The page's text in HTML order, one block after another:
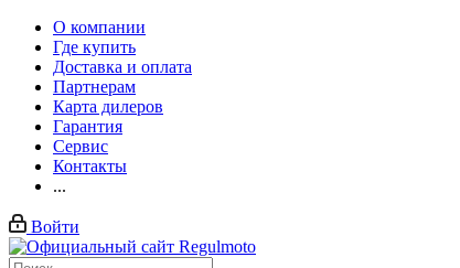
О компании
Где купить
Доставка и оплата
Партнерам
Карта дилеров
Гарантия
Сервис
Контакты
...
Войти